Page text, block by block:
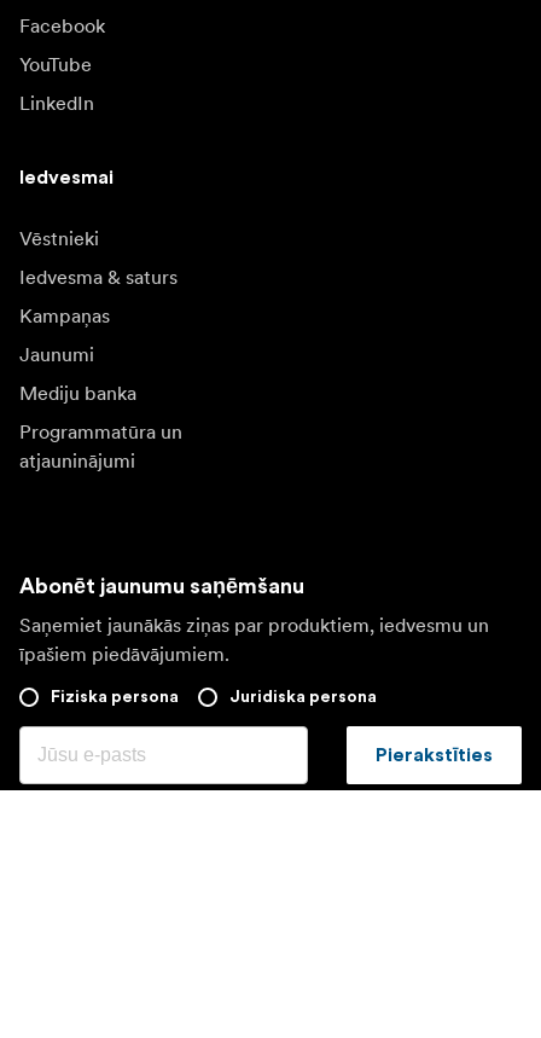
Facebook
YouTube
LinkedIn
Iedvesmai
Vēstnieki
Iedvesma & saturs
Kampaņas
Jaunumi
Mediju banka
Programmatūra un
atjauninājumi
Abonēt jaunumu saņēmšanu
Saņemiet jaunākās ziņas par produktiem, iedvesmu un
īpašiem piedāvājumiem.
Fiziska persona Juridiska persona
Pierakstīties